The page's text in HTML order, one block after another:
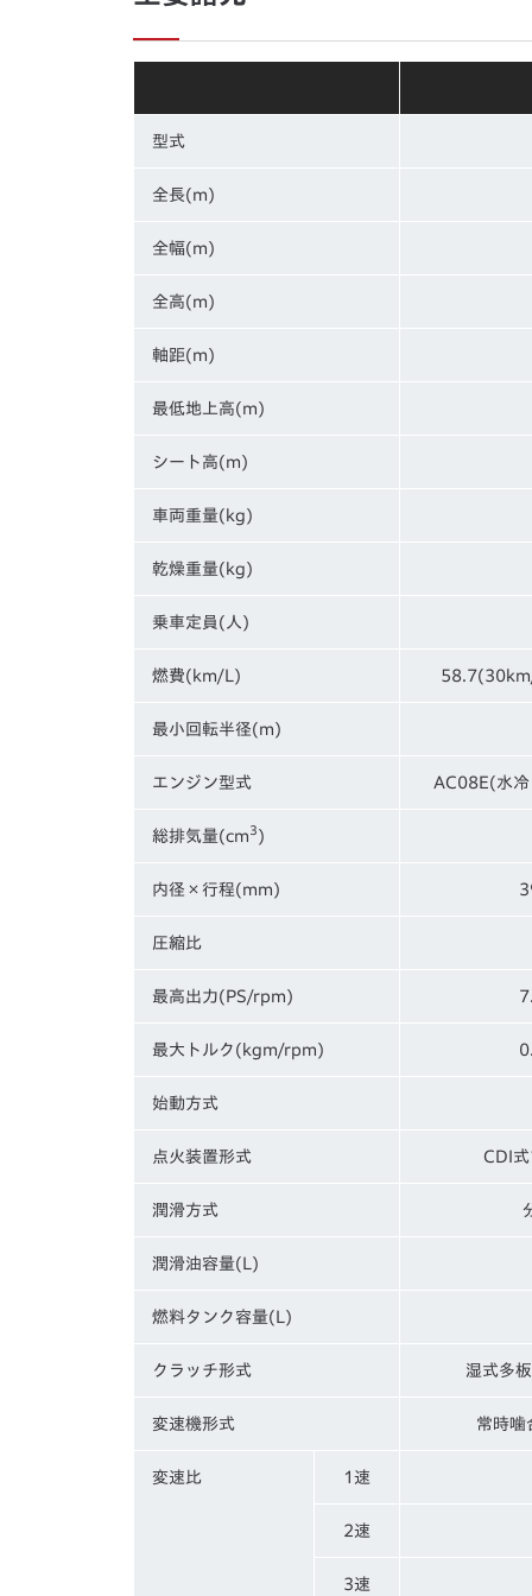
型式
全長(m)
全幅(m)
全高(m)
軸距(m)
最低地上高(m)
シート高(m)
車両重量(kg)
乾燥重量(kg)
乗車定員(人)
燃費(km/L)
最小回転半径(m)
エンジン型式 AC08E(水
総排気量(cm 3 )
内径×行程(mm)
圧縮比
最高出力(PS/rpm)
最大トルク(kgm/rpm)
始動方式
点火装置形式 CDI式
潤滑方式
潤滑油容量(L)
燃料タンク容量(L)
クラッチ形式 湿式多
変速機形式 常時噛
変速比 1速
2速
3速